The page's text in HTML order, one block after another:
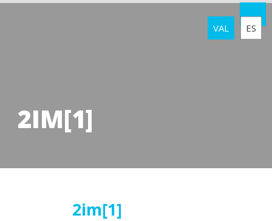
VAL ES
2IM[1]
2im[1]